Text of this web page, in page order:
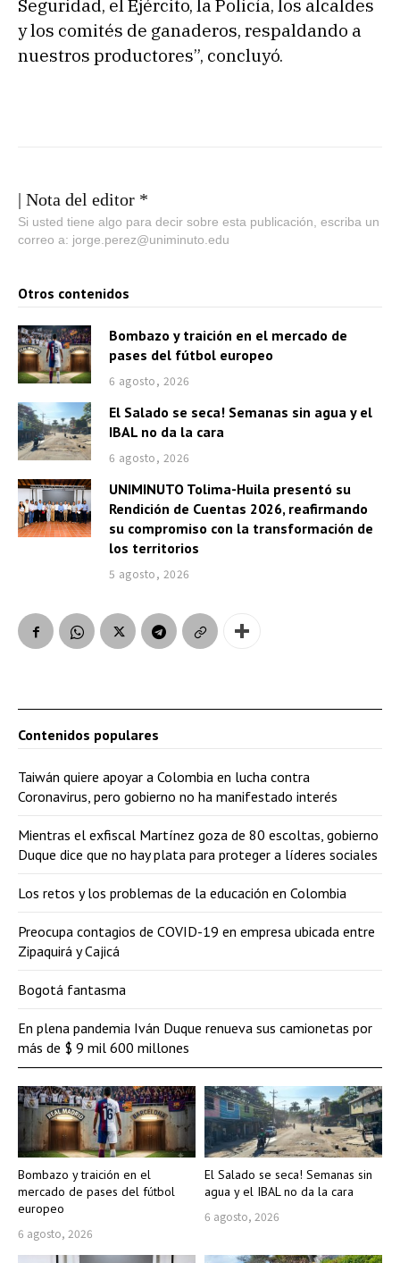
Seguridad, el Ejército, la Policía, los alcaldes
y los comités de ganaderos, respaldando a
nuestros productores”, concluyó.
| Nota del editor *
Si usted tiene algo para decir sobre esta publicación, escriba un
correo a: jorge.perez@uniminuto.edu
Otros contenidos
Bombazo y traición en el mercado de
pases del fútbol europeo
6 agosto, 2026
El Salado se seca! Semanas sin agua y el
IBAL no da la cara
6 agosto, 2026
UNIMINUTO Tolima-Huila presentó su
Rendición de Cuentas 2026, reafirmando
su compromiso con la transformación de
los territorios
5 agosto, 2026
Bombazo y traición en el
mercado de pases del fútbol
europeo
6 agosto, 2026
El Salado se seca! Semanas sin
agua y el IBAL no da la cara
6 agosto, 2026
Contenidos populares
Taiwán quiere apoyar a Colombia en lucha contra
Coronavirus, pero gobierno no ha manifestado interés
Mientras el exfiscal Martínez goza de 80 escoltas, gobierno
Duque dice que no hay plata para proteger a líderes sociales
Los retos y los problemas de la educación en Colombia
Preocupa contagios de COVID-19 en empresa ubicada entre
Zipaquirá y Cajicá
Bogotá fantasma
En plena pandemia Iván Duque renueva sus camionetas por
más de $ 9 mil 600 millones